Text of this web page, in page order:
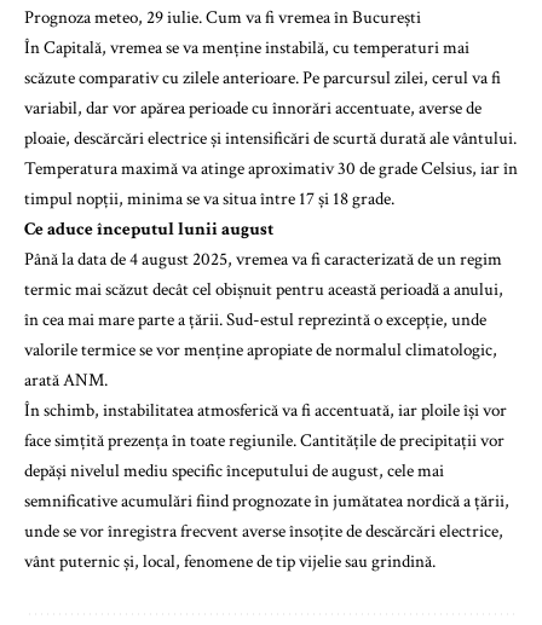
Prognoza meteo, 29 iulie. Cum va fi vremea în București
În Capitală, vremea se va menține instabilă, cu temperaturi mai
scăzute comparativ cu zilele anterioare. Pe parcursul zilei, cerul va fi
variabil, dar vor apărea perioade cu înnorări accentuate, averse de
ploaie, descărcări electrice și intensificări de scurtă durată ale vântului.
Temperatura maximă va atinge aproximativ 30 de grade Celsius, iar în
timpul nopții, minima se va situa între 17 și 18 grade.
Ce aduce începutul lunii august
Până la data de 4 august 2025, vremea va fi caracterizată de un regim
termic mai scăzut decât cel obișnuit pentru această perioadă a anului,
în cea mai mare parte a țării. Sud-estul reprezintă o excepție, unde
valorile termice se vor menține apropiate de normalul climatologic,
arată ANM.
În schimb, instabilitatea atmosferică va fi accentuată, iar ploile își vor
face simțită prezența în toate regiunile. Cantitățile de precipitații vor
depăși nivelul mediu specific începutului de august, cele mai
semnificative acumulări fiind prognozate în jumătatea nordică a țării,
unde se vor înregistra frecvent averse însoțite de descărcări electrice,
vânt puternic și, local, fenomene de tip vijelie sau grindină.